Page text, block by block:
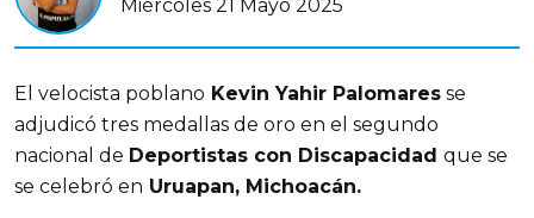
Miércoles 21 Mayo 2025
El velocista poblano Kevin Yahir Palomares se
adjudicó tres medallas de oro en el segundo
nacional de Deportistas con Discapacidad que se
se celebró en Uruapan, Michoacán.